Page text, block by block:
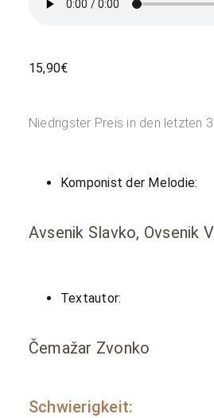
15,90€
Niedrigster Preis in den letzten
Komponist der Melodie:
Avsenik Slavko, Ovsenik
Textautor:
Čemažar Zvonko
Schwierigkeit: